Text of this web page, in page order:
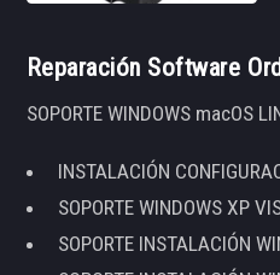
Reparación Software
SOPORTE WINDOWS macOS
INSTALACIÓN
SOPORTE WINDOWS XP
SOPORTE INSTALACIÓN